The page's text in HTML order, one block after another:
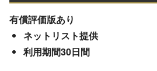
有償評価版あり
ネットリスト提供
利用期間30日間